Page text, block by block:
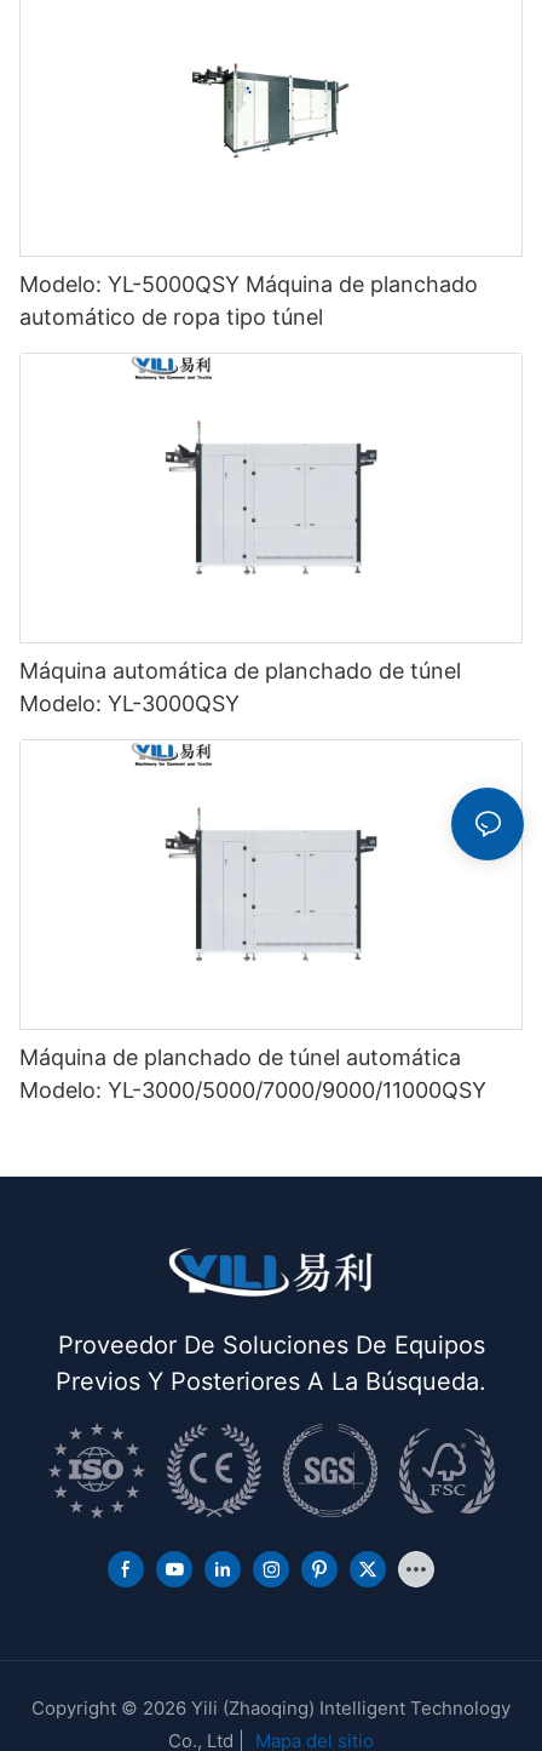
Modelo: YL-5000QSY Máquina de planchado
automático de ropa tipo túnel
Máquina automática de planchado de túnel
Modelo: YL-3000QSY
Máquina de planchado de túnel automática
Modelo: YL-3000/5000/7000/9000/11000QSY
Proveedor De Soluciones De Equipos
Previos Y Posteriores A La Búsqueda.
Copyright © 2026 Yili (Zhaoqing) Intelligent Technology
Co., Ltd |
Mapa del sitio